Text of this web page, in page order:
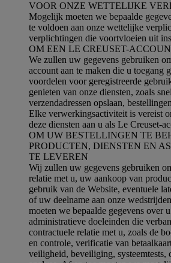
VOOR ONZE WETTELIJKE
Mogelijk moeten we bepaalde
te voldoen aan onze wettelijke
verplichtingen die voortvloeien uit
OM EEN LE CREUSET-
We zullen uw gegevens gebruiken
account aan te maken die u toegang
voordelen voor geregistreerde
genieten van onze diensten, zoals
verzendadressen opslaan,
Elke verwerkingsactiviteit is vereist
deze diensten aan u als Le Creuset-
OM UW BESTELLINGEN TE
PRODUCTEN, DIENSTEN EN
TE LEVEREN
Wij zullen uw gegevens gebruiken
relatie met u, uw aankoop van
gebruik van de Website, eventuele
of uw deelname aan onze
moeten we bepaalde gegevens over
administratieve doeleinden die
contractuele relatie met u, zoals de
en controle, verificatie van
veiligheid, beveiliging, systeemtests,